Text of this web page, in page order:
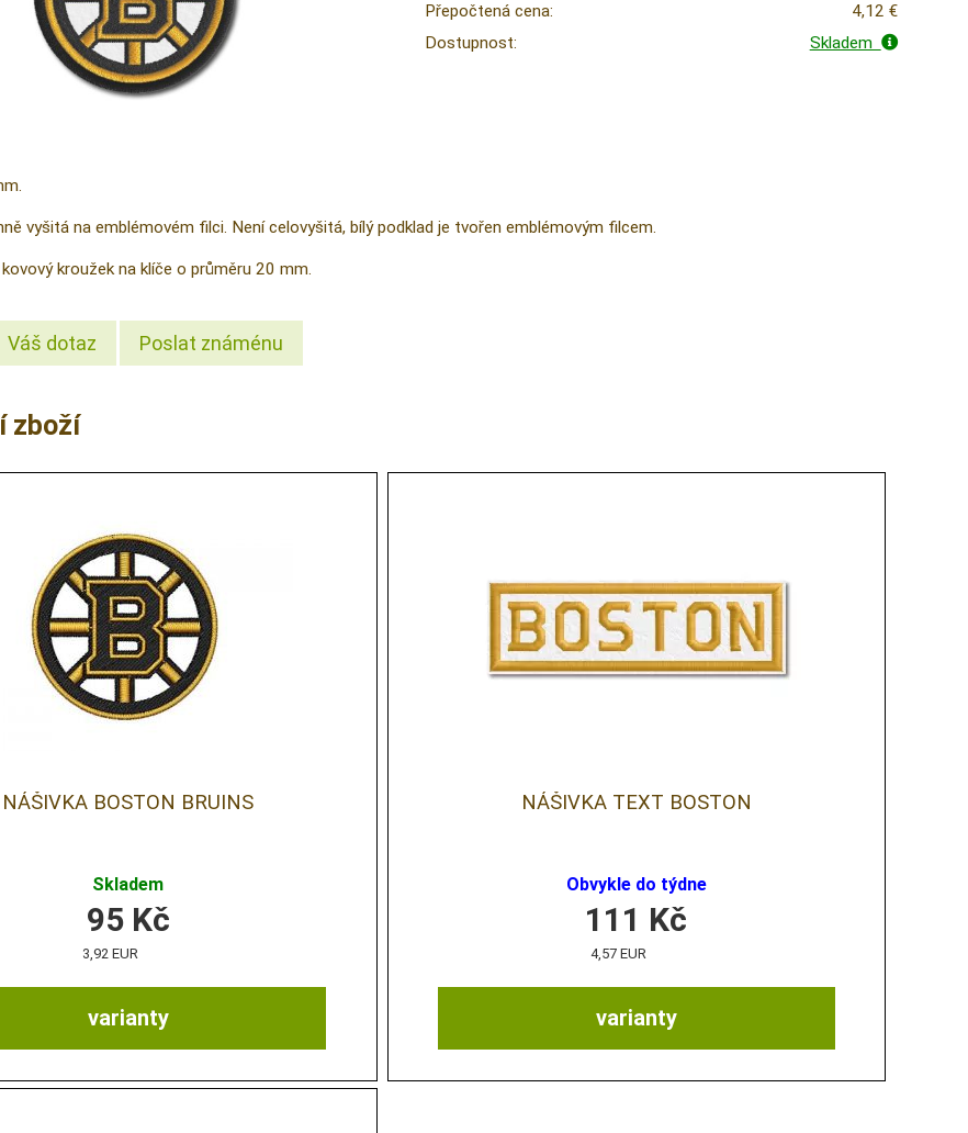
Přepočtená cena:
4,12 €
Dostupnost:
Skladem
vyšitá na emblémovém filci. Není celovyšitá, bílý podklad je tvořen emblémovým filcem.
kroužek na klíče o průměru 20 mm.
Váš dotaz Poslat známénu
zboží
NÁŠIVKA BOSTON BRUINS
Skladem
varianty
95 Kč
3,92 EUR
NÁŠIVKA TEXT BOSTON
Obvykle do týdne
varianty
111 Kč
4,57 EUR